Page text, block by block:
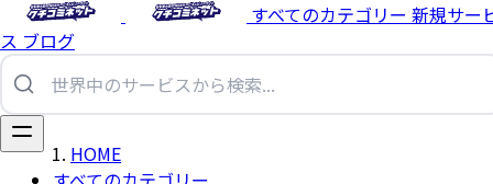
すべてのカテゴリー 新規サー
ス ブログ
HOME